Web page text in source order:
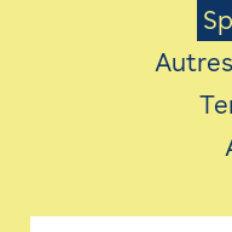
AVEC LES
LES